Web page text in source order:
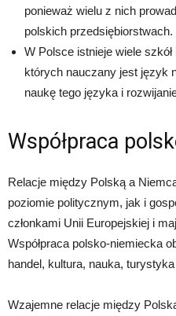
ponieważ wielu z nich
polskich przedsiębiorstwach.
W Polsce istnieje wiele
których nauczany jest język
naukę tego języka i
Współpraca
Relacje między Polską a
poziomie politycznym, jak i
członkami Unii Europejskiej i
Współpraca polsko-niemiecka
handel, kultura, nauka,
Wzajemne relacje między